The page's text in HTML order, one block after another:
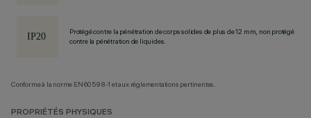
Protégé contre la pénétration de corps solides de plus de 12 mm, non protégé
contre la pénétration de liquides.
Conforme à la norme EN60598-1 et aux réglementations pertinentes.
PROPRIÉTÉS PHYSIQUES